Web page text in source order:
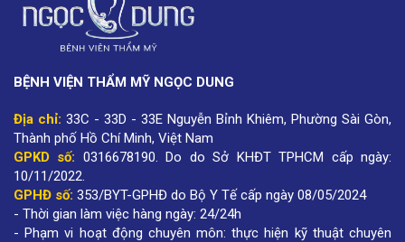
BỆNH VIỆN THẨM MỸ NGỌC DUNG
Địa chỉ: 33C - 33D - 33E Nguyễn Bỉnh Khiêm, Phường Sài Gòn,
Thành phố Hồ Chí Minh, Việt Nam
GPKD số: 0316678190
Do do Sở KHĐT TPHCM cấp ngày:
10/11/2022.
GPHĐ số: 353/BYT-GPHĐ do Bộ Y Tế cấp ngày 08/05/2024
- Thời gian làm việc hàng ngày: 24/24h
- Phạm vi hoạt động chuyên môn: thực hiện kỹ thuật chuyên